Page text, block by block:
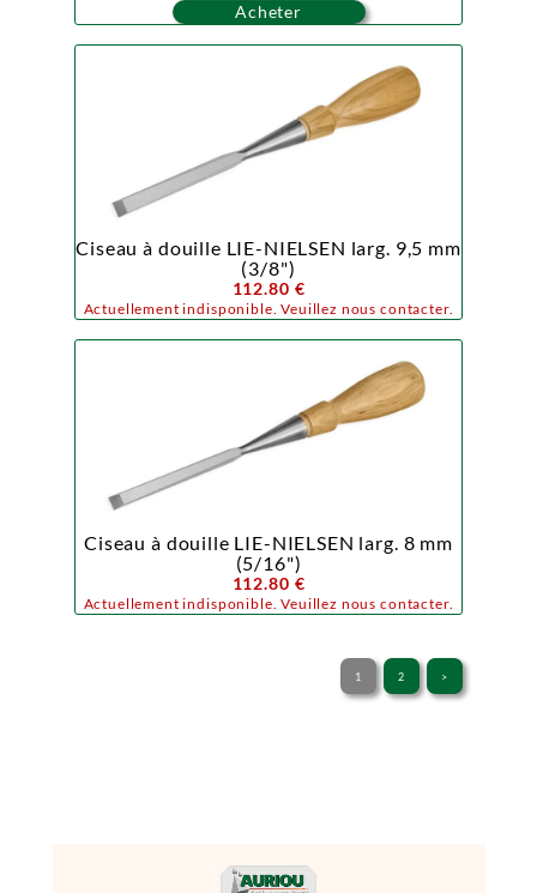
Acheter
Ciseau à douille LIE-NIELSEN larg. 9,5 mm
(3/8")
112.80 €
Actuellement indisponible. Veuillez nous contacter.
Ciseau à douille LIE-NIELSEN larg. 8 mm
(5/16")
112.80 €
Actuellement indisponible. Veuillez nous contacter.
1 2 >